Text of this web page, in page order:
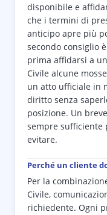
disponibile e
che i termini di
anticipo apre più
secondo consiglio
prima affidarsi a
Civile alcune
un atto ufficiale in
diritto senza
posizione. Un
sempre sufficiente
evitare.
Perché un cliente
Per la
Civile,
richiedente. Ogni